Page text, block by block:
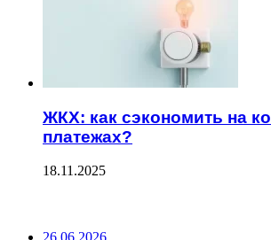
ЖКХ: как сэкономить на
платежах?
18.11.2025